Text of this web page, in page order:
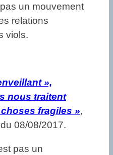
un mouvement
relations
viols.
»,
nous traitent
fragiles »,
08/08/2017.
pas un